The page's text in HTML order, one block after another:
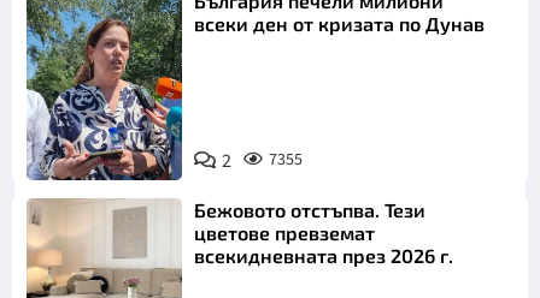
Снимка: БТА
всеки ден от кризата по Дунав
2 7355
Бежовото отстъпва. Тези
цветове превземат
всекидневната през 2026 г.